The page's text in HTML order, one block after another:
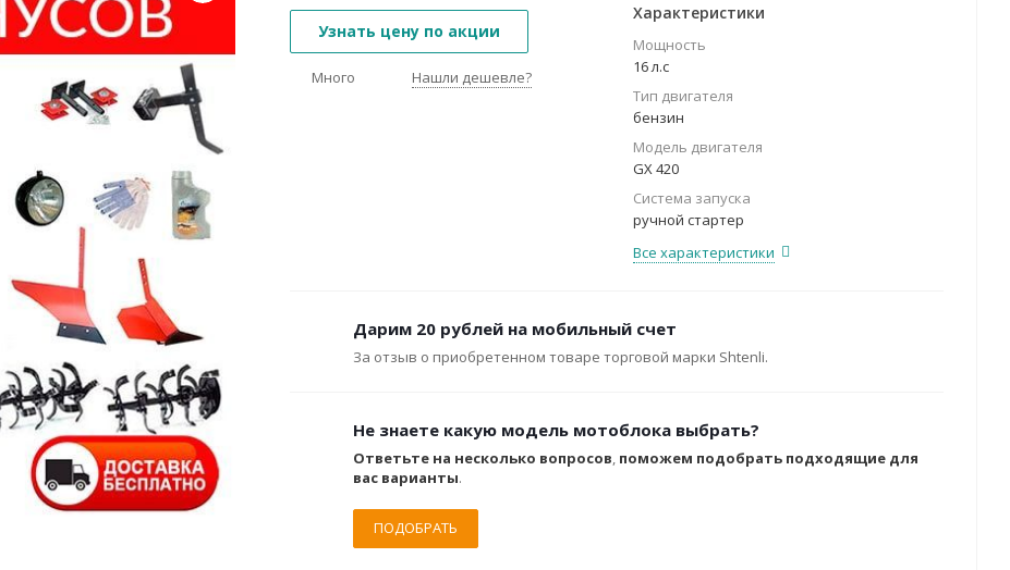
Узнать цену по акции
Много Нашли дешевле?
Характеристики
Мощность
16 л.с
Тип двигателя
бензин
Модель двигателя
GX 420
Система запуска
ручной стартер
Все характеристики
Дарим 20 рублей на мобильный счет
За отзыв о приобретенном товаре торговой марки Shtenli.
Не знаете какую модель мотоблока выбрать?
Ответьте на несколько вопросов, поможем подобрать подходящие для
вас варианты.
ПОДОБРАТЬ